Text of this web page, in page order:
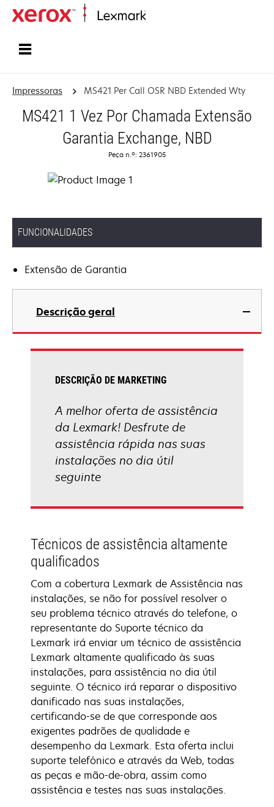
Impressoras MS421 Per Call OSR NBD Extended Wty
MS421 1 Vez Por Chamada Extensão
Garantia Exchange, NBD
Peça n.º: 2361905
FUNCIONALIDADES
Extensão de Garantia
Descrição geral
DESCRIÇÃO DE MARKETING
A melhor oferta de assistência
da Lexmark! Desfrute de
assistência rápida nas suas
instalações no dia útil
seguinte
Técnicos de assistência altamente
qualificados
Com a cobertura Lexmark de Assistência nas
instalações, se não for possível resolver o
seu problema técnico através do telefone, o
representante do Suporte técnico da
Lexmark irá enviar um técnico de assistência
Lexmark altamente qualificado às suas
instalações, para assistência no dia útil
seguinte. O técnico irá reparar o dispositivo
danificado nas suas instalações,
certificando-se de que corresponde aos
exigentes padrões de qualidade e
desempenho da Lexmark. Esta oferta inclui
suporte telefónico e através da Web, todas
as peças e mão-de-obra, assim como
assistência e testes nas suas instalações.